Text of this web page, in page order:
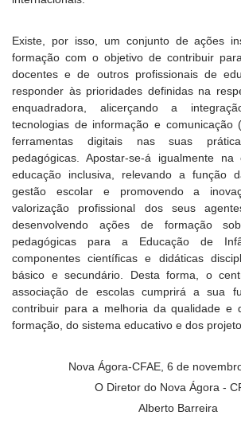
Existe, por isso, um conjunto de ações
formação com o objetivo de contribuir
docentes e de outros profissionais de
responder às prioridades definidas na
enquadradora, alicerçando a
tecnologias de informação e
ferramentas digitais nas suas
pedagógicas. Apostar-se-á igualmente
educação inclusiva, relevando a função
gestão escolar e promovendo a
valorização profissional dos seus
desenvolvendo ações de formação
pedagógicas para a Educação de
componentes científicas e didáticas
básico e secundário. Desta forma, o
associação de escolas cumprirá a sua
contribuir para a melhoria da qualidade e
formação, do sistema educativo e dos
Nova Ágora-CFAE, 6 de
O Diretor do Nova Ágora -
Alberto Barreira